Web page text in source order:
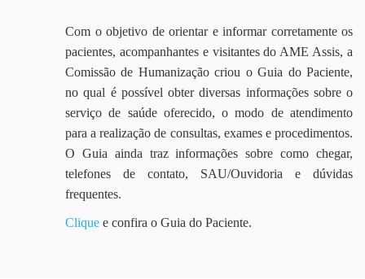
Com o objetivo de orientar e informar corretamente os
pacientes, acompanhantes e visitantes do AME Assis, a
Comissão de Humanização criou o Guia do Paciente,
no qual é possível obter diversas informações sobre o
serviço de saúde oferecido, o modo de atendimento
para a realização de consultas, exames e procedimentos.
O Guia ainda traz informações sobre como chegar,
telefones de contato, SAU/Ouvidoria e dúvidas
frequentes.
Clique e confira o Guia do Paciente.